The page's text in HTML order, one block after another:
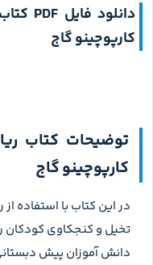
دانلود فایل PDF کتاب
کارپوچینو گاج
توضیحات کتاب
کارپوچینو گاج
در این کتاب با استفاده
تخیل و کنجکاوی کودکان
دانش آموزان پیش